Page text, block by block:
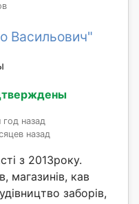
Васильович"
назад
назад
з 2013року.
магазинів, кав
заборів,